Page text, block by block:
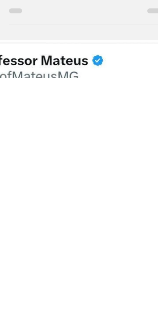
de prisão de Jair
Bolsonaro
Tribunal Federal (STF), negou nesta quarta-
feira (2) o pedido de prisão do ex-presidente